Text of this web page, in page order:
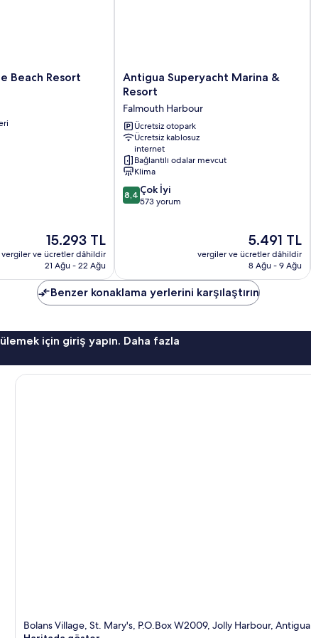
Beach Resort
Güncel
fiyat:
15.293 TL
15.293 TL
vergiler ve ücretler dâhildir
21 Ağu - 22 Ağu
Antigua
Superyacht
&
Resort
Falmouth
Harbour
Antigua Superyacht Marina &
Resort
Falmouth Harbour
Ücretsiz otopark
Ücretsiz kablosuz
internet
Bağlantılı odalar mevcut
Klima
10
üzerinden
8,4 Çok İyi
573 yorum
Güncel
fiyat:
5.491 TL
5.491 TL
vergiler ve ücretler dâhildir
8 Ağu - 9 Ağu
Benzer konaklama yerlerini karşılaştırın
için giriş yapın. Daha fazla
Bolans Village, St. Mary's, P.O.Box W2009, Jolly Harbour, Antigua